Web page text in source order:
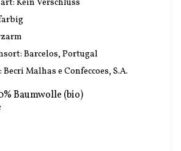
Barcelos, Portugal
Becri Malhas e Confeccoes, S.A.
Baumwolle (bio)